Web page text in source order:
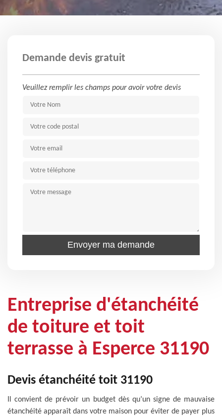
Demande devis gratuit
Veuillez remplir les champs pour avoir votre devis
Entreprise d'étanchéité
de toiture et toit
terrasse à Esperce 31190
Devis étanchéité toit 31190
Il convient de prévoir un budget dès qu’un signe de mauvaise
étanchéité apparaît dans votre maison pour éviter de payer plus